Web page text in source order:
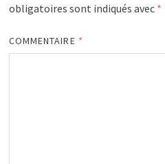
obligatoires sont indiqués avec *
COMMENTAIRE *